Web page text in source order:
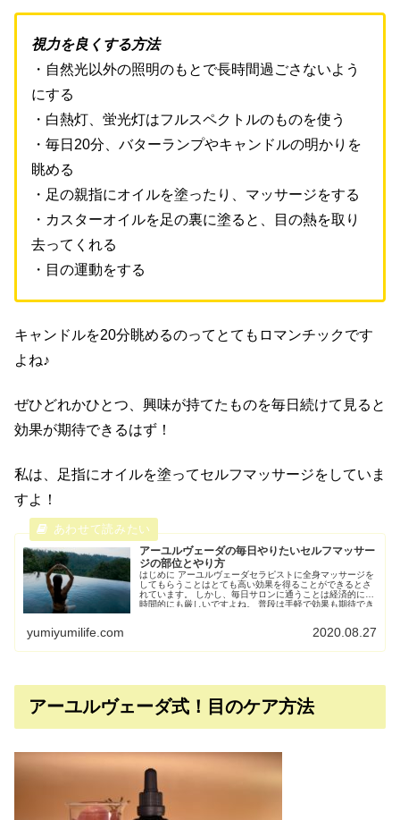
視力を良くする方法
・自然光以外の照明のもとで長時間過ごさないよう
にする
・白熱灯、蛍光灯はフルスペクトルのものを使う
・毎日20分、バターランプやキャンドルの明かりを
眺める
・足の親指にオイルを塗ったり、マッサージをする
・カスターオイルを足の裏に塗ると、目の熱を取り
去ってくれる
・目の運動をする
キャンドルを20分眺めるのってとてもロマンチックです
よね♪
ぜひどれかひとつ、興味が持てたものを毎日続けて見ると
効果が期待できるはず！
私は、足指にオイルを塗ってセルフマッサージをしていま
すよ！
アーユルヴェーダの毎日やりたいセルフマッサー
ジの部位とやり方
はじめに アーユルヴェーダセラピストに全身マッサージを
してもらうことはとても高い効果を得ることができるとさ
れています。 しかし、毎日サロンに通うことは経済的にも
時間的にも厳しいですよね。 普段は手軽で効果も期待でき
yumiyumilife.com 2020.08.27
アーユルヴェーダ式！目のケア方法